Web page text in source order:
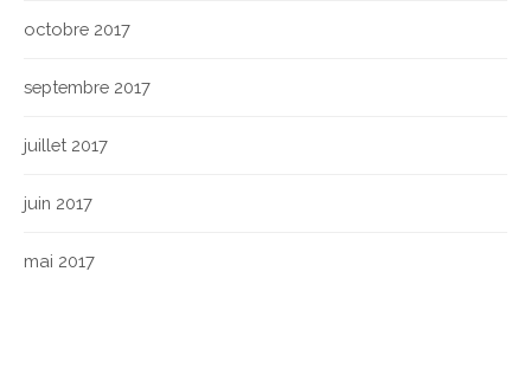
octobre 2017
septembre 2017
juillet 2017
juin 2017
mai 2017